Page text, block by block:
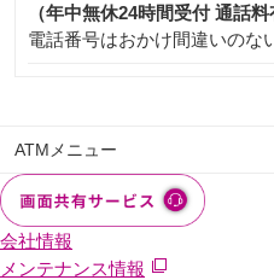
（年中無休24時間受付 通話料
電話番号はおかけ間違いのな
ATMメニュー
会社情報
メンテナンス情報